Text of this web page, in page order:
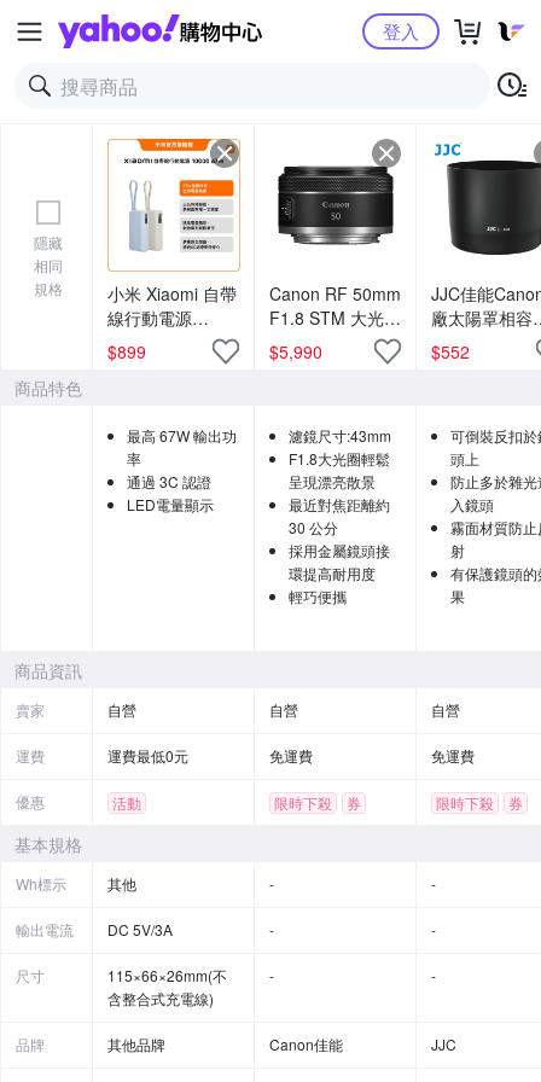
Yahoo購物中心登入
隱藏
相同
規格
小米 Xiaomi 自帶
線行動電源
10000 67W 官方
旗艦館
$899
Canon RF 50mm
F1.8 STM 大光圈
標準定焦鏡頭 公
司貨
$5,990
JJC佳能
廠太陽罩相容
Canon原廠ET-
88B遮光罩LH-
STM望遠鏡頭
lens hood
$552
商品特色
最高 67W 輸出功
率
通過 3C 認證
LED電量顯示
濾鏡尺寸:43mm
F1.8大光圈輕鬆
呈現漂亮散景
最近對焦距離約
30 公分
採用金屬鏡頭接
環提高耐用度
輕巧便攜
可倒裝反扣於
頭上
防止多於雜光
入鏡頭
霧面材質防止
射
有保護鏡頭的
果
商品資訊
賣家 自營 自營 自營
運費 運費最低0元 免運費 免運費
優惠 活動 限時下殺 券 限時下殺 券
基本規格
Wh標示 其他 - -
輸出電流 DC 5V/3A - -
尺寸
115×66×26mm(不
含整合式充電線)
- -
品牌 其他品牌 Canon佳能 JJC